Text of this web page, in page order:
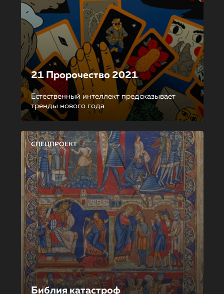
21 Пророчество 2021
Естественный интеллект предсказывает
тренды нового года
СПЕЦПРОЕКТ
Библия катастроф